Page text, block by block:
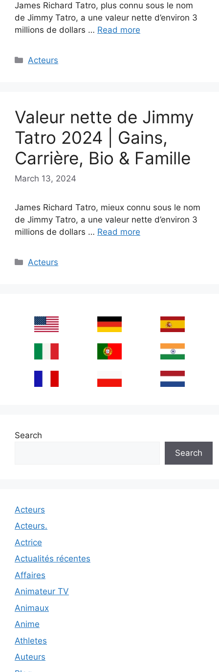
James Richard Tatro, plus connu sous le nom
de Jimmy Tatro, a une valeur nette d’environ 3
millions de dollars … Read more
Categories
Acteurs
Valeur nette de Jimmy
Tatro 2024 | Gains,
Carrière, Bio & Famille
March 13, 2024
James Richard Tatro, mieux connu sous le nom
de Jimmy Tatro, a une valeur nette d’environ 3
millions de dollars … Read more
Categories
Acteurs
Search
Search
Acteurs
Acteurs.
Actrice
Actualités récentes
Affaires
Animateur TV
Animaux
Anime
Athletes
Auteurs